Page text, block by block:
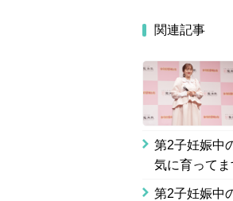
関連記事
第2子妊娠中
気に育って
第2子妊娠中